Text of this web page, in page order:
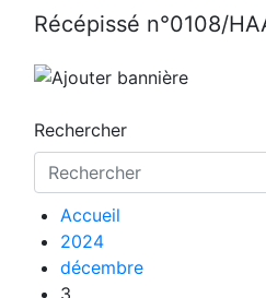
Récépissé n°0108/
Rechercher
Accueil
2024
décembre